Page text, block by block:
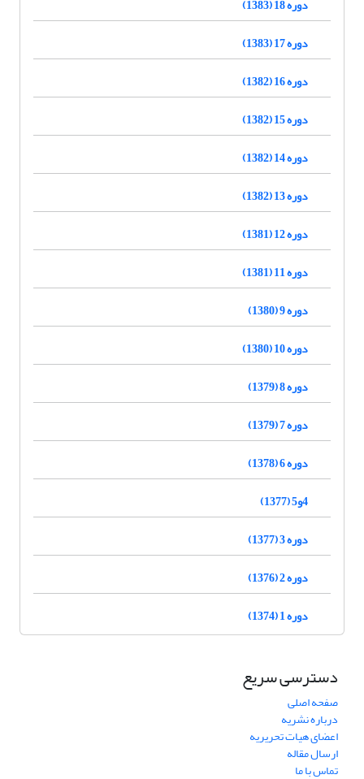
دوره 18 (1383)
دوره 17 (1383)
دوره 16 (1382)
دوره 15 (1382)
دوره 14 (1382)
دوره 13 (1382)
دوره 12 (1381)
دوره 11 (1381)
دوره 9 (1380)
دوره 10 (1380)
دوره 8 (1379)
دوره 7 (1379)
دوره 6 (1378)
4و5 (1377)
دوره 3 (1377)
دوره 2 (1376)
دوره 1 (1374)
دسترسی سریع
صفحه اصلی
درباره نشریه
اعضای هیات تحریریه
ارسال مقاله
تماس با ما